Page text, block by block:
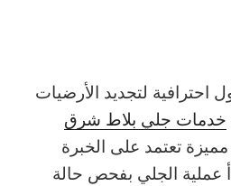
لتجديد الأرضيات
خدمات جلي بلاط شرق
مميزة تعتمد على الخبرة
عملية الجلي بفحص حالة